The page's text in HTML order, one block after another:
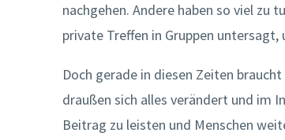
nachgehen. Andere haben so viel zu
private Treffen in Gruppen
Doch gerade in diesen Zeiten
draußen sich alles verändert und im
Beitrag zu leisten und Menschen